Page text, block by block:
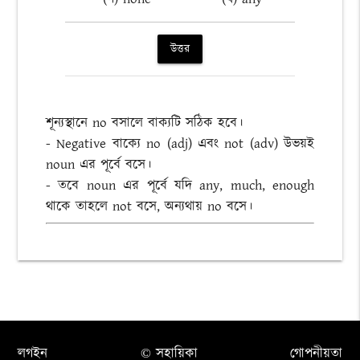
উত্তর
শূন্যস্থানে no বসালে বাক্যটি সঠিক হবে।
- Negative বাক্যে no (adj) এবং not (adv) উভয়ই
noun এর পূর্বে বসে।
- তবে noun এর পূর্বে যদি any, much, enough
থাকে তাহলে not বসে, অন্যথায় no বসে।
লগইন গোপনীয়তা
© সহায়িকা